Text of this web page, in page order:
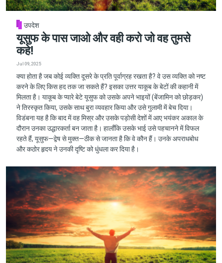
उपदेश
यूसुफ के पास जाओ और वही करो जो वह तुमसे
कहे!
Jul 09, 2025
क्या होता है जब कोई व्यक्ति दूसरे के प्रति पूर्वाग्रह रखता है? वे उस व्यक्ति को नष्ट
करने के लिए किस हद तक जा सकते हैं? इसका उत्तर याकूब के बेटों की कहानी में
मिलता है। याकूब के प्यारे बेटे यूसुफ को उसके अपने भाइयों (बेंजामिन को छोड़कर)
ने तिरस्कृत किया, उसके साथ बुरा व्यवहार किया और उसे गुलामी में बेच दिया।
विडंबना यह है कि बाद में वह मिस्र और उसके पड़ोसी देशों में आए भयंकर अकाल के
दौरान उनका उद्धारकर्ता बन जाता है। हालाँकि उसके भाई उसे पहचानने में विफल
रहते हैं, यूसुफ—द्वेष से मुक्त—ठीक से जानता है कि वे कौन हैं। उनके अपराधबोध
और कठोर हृदय ने उनकी दृष्टि को धुंधला कर दिया है।